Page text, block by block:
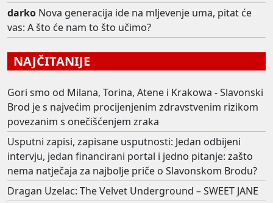
darko Nova generacija ide na mljevenje uma, pitat će
vas: A što će nam to što učimo?
NAJČITANIJE
Gori smo od Milana, Torina, Atene i Krakowa - Slavonski
Brod je s najvećim procijenjenim zdravstvenim rizikom
povezanim s onečišćenjem zraka
Usputni zapisi, zapisane usputnosti: Jedan odbijeni
intervju, jedan financirani portal i jedno pitanje: zašto
nema natječaja za najbolje priče o Slavonskom Brodu?
Dragan Uzelac: The Velvet Underground – SWEET JANE